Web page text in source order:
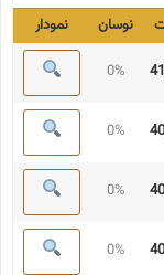
نوسان نمودار
0%
0%
0%
0%